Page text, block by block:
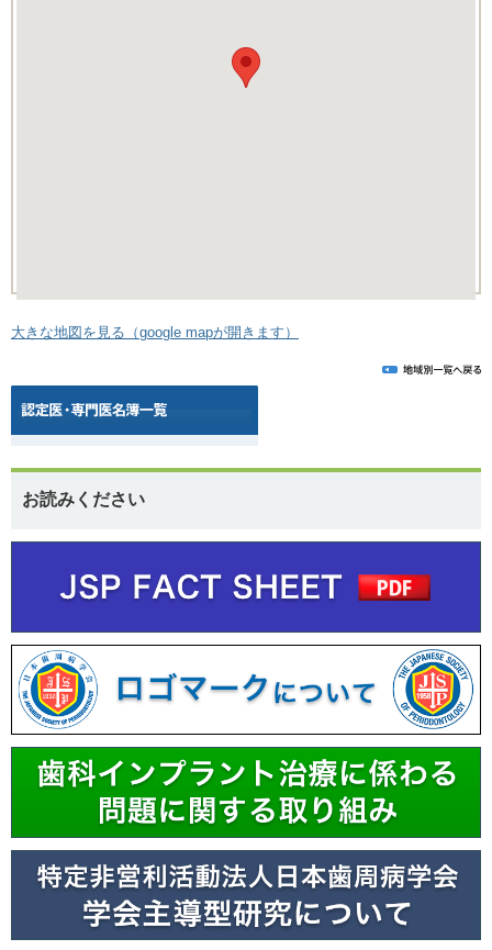
大きな地図を見る（google mapが開きます）
お読みください